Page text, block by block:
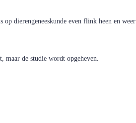
dierengeneeskunde even flink heen en weer
maar de studie wordt opgeheven.